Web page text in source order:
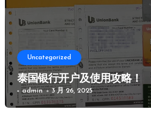
Uncategorized
泰国银行开户及使用攻略！
admin 3 月 26, 2025